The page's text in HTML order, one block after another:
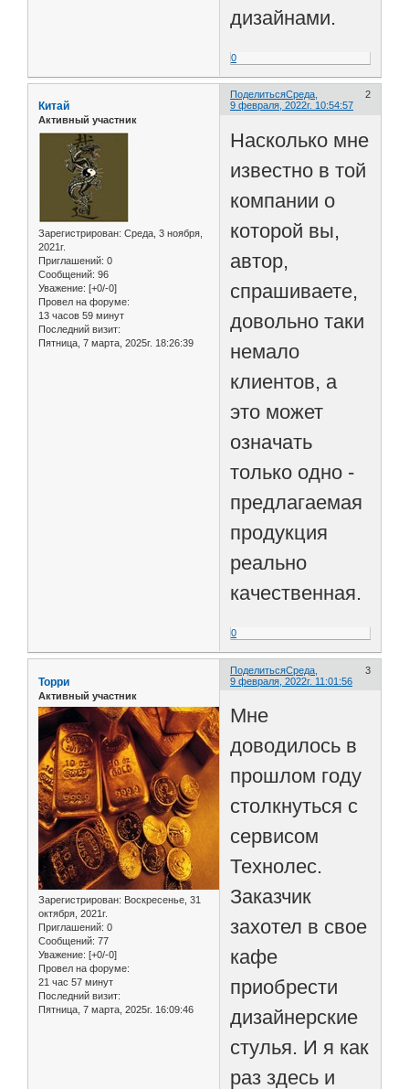
дизайнами.
0
Поделиться 2
Среда,
9 февраля, 2022г. 10:54:57
Китай
Активный участник
Зарегистрирован: Среда, 3 ноября,
2021г.
Приглашений: 0
Сообщений: 96
Уважение: [+0/-0]
Провел на форуме:
13 часов 59 минут
Последний визит:
Пятница, 7 марта, 2025г. 18:26:39
Насколько мне
известно в той
компании о
которой вы,
автор,
спрашиваете,
довольно таки
немало
клиентов, а
это может
означать
только одно -
предлагаемая
продукция
реально
качественная.
0
Поделиться 3
Среда,
9 февраля, 2022г. 11:01:56
Торри
Активный участник
Зарегистрирован: Воскресенье, 31
октября, 2021г.
Приглашений: 0
Сообщений: 77
Уважение: [+0/-0]
Провел на форуме:
21 час 57 минут
Последний визит:
Пятница, 7 марта, 2025г. 16:09:46
Мне
доводилось в
прошлом году
столкнуться с
сервисом
Технолес.
Заказчик
захотел в свое
кафе
приобрести
дизайнерские
стулья. И я как
раз здесь и